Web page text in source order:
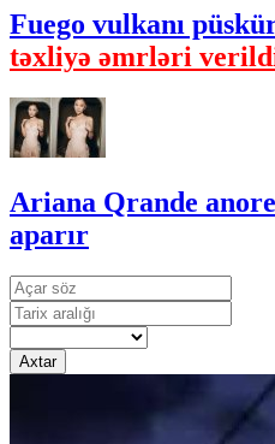
Fuego vulkanı
təxliyə əmrləri
Ariana Qrande
aparır
Axtar